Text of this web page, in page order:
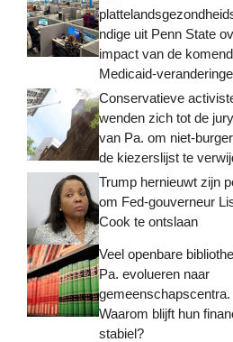
ndige uit Penn State
impact van de
Medicaid-
Conservatieve
wenden zich tot de
van Pa. om niet-
de kiezerslijst te
Trump hernieuwt zijn
om Fed-gouverneur
Cook te ontslaan
Veel openbare
Pa. evolueren naar
gemeenschapscentra.
Waarom blijft hun
stabiel?